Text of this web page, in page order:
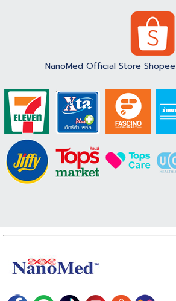
NanoMed Official Store Shopee